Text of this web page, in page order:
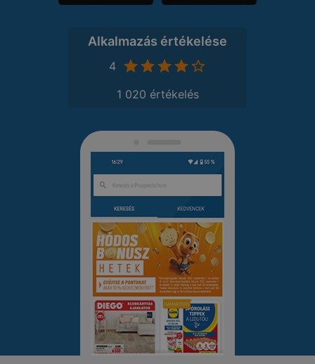
Alkalmazás értékelése
4
1 020 értékelés